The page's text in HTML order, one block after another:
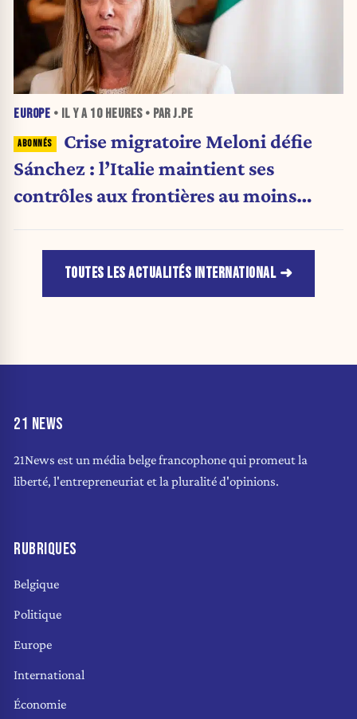
EUROPE • IL Y A 10 HEURES• PAR J.PE
Crise migratoire Meloni défie
Sánchez : l’Italie maintient ses
contrôles aux frontières au moins
TOUTES LES ACTUALITÉS INTERNATIONAL
21 NEWS
21News est un média belge francophone qui promeut la
liberté, l'entrepreneuriat et la pluralité d'opinions.
RUBRIQUES
Belgique
Politique
Europe
International
Économie